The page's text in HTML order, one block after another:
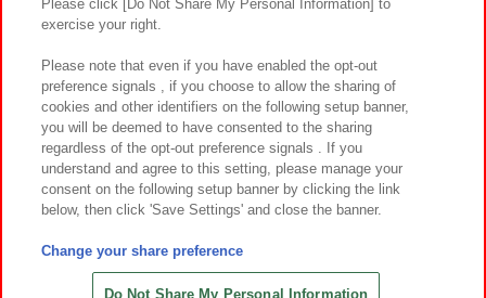
お取引先さまとともに
カスタマーハラスメント対応方針 よくあるご質問・お問い合わせ
©Bandai Namco Amusement Inc.
©Bandai Namco Amusement Lab Inc.
©HANAYASHIKI Co., Ltd. All Rights Reserved.
Please click [Do Not Share My Personal Information] to
exercise your right.
Please note that even if you have enabled the opt-out
preference signals , if you choose to allow the sharing of
cookies and other identifiers on the following setup banner,
you will be deemed to have consented to the sharing
regardless of the opt-out preference signals . If you
understand and agree to this setting, please manage your
consent on the following setup banner by clicking the link
below, then click 'Save Settings' and close the banner.
Change your share preference
Do Not Share My Personal Information